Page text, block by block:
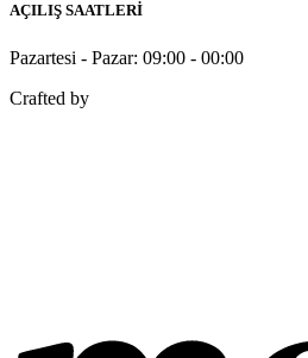
AÇILIŞ SAATLERİ
Pazartesi - Pazar: 09:00 - 00:00
Crafted by